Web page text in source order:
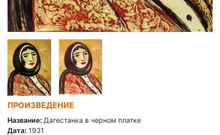
ПРОИЗВЕДЕНИЕ
Название: Дагестанка в черном платке
Дата: 1931